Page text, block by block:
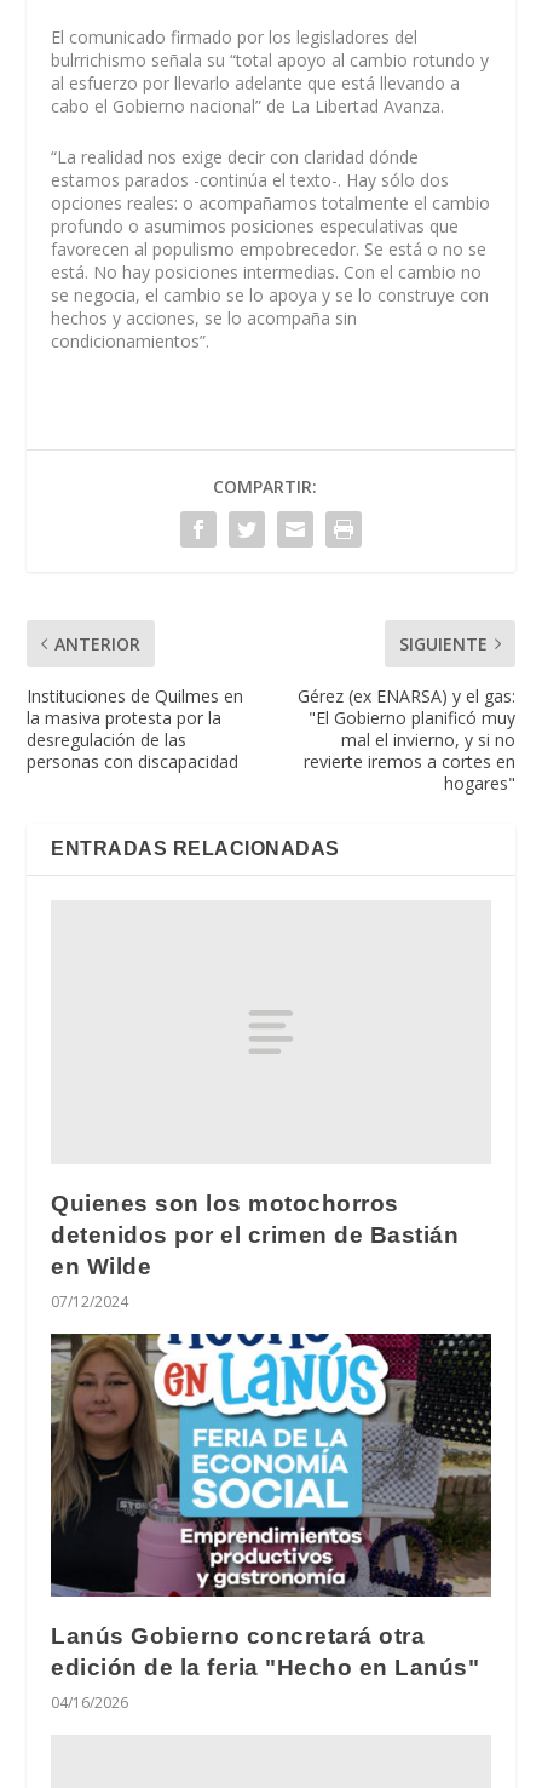
El comunicado firmado por los legisladores del
bulrrichismo señala su “total apoyo al cambio rotundo y
al esfuerzo por llevarlo adelante que está llevando a
cabo el Gobierno nacional” de La Libertad Avanza.
“La realidad nos exige decir con claridad dónde
estamos parados -continúa el texto-. Hay sólo dos
opciones reales: o acompañamos totalmente el cambio
profundo o asumimos posiciones especulativas que
favorecen al populismo empobrecedor. Se está o no se
está. No hay posiciones intermedias. Con el cambio no
se negocia, el cambio se lo apoya y se lo construye con
hechos y acciones, se lo acompaña sin
condicionamientos”.
COMPARTIR:
ANTERIOR
Instituciones de Quilmes en
la masiva protesta por la
desregulación de las
personas con discapacidad
SIGUIENTE
Gérez (ex ENARSA) y el gas:
"El Gobierno planificó muy
mal el invierno, y si no
revierte iremos a cortes en
hogares"
ENTRADAS RELACIONADAS
Quienes son los motochorros
detenidos por el crimen de Bastián
en Wilde
07/12/2024
Lanús Gobierno concretará otra
edición de la feria "Hecho en Lanús"
04/16/2026